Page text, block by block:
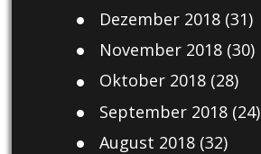
Dezember 2018(31)
November 2018(30)
Oktober 2018(28)
September 2018(24)
August 2018(32)